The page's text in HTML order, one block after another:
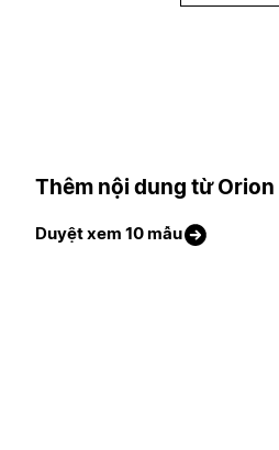
Thêm nội dung từ
Duyệt xem 10 mẫu